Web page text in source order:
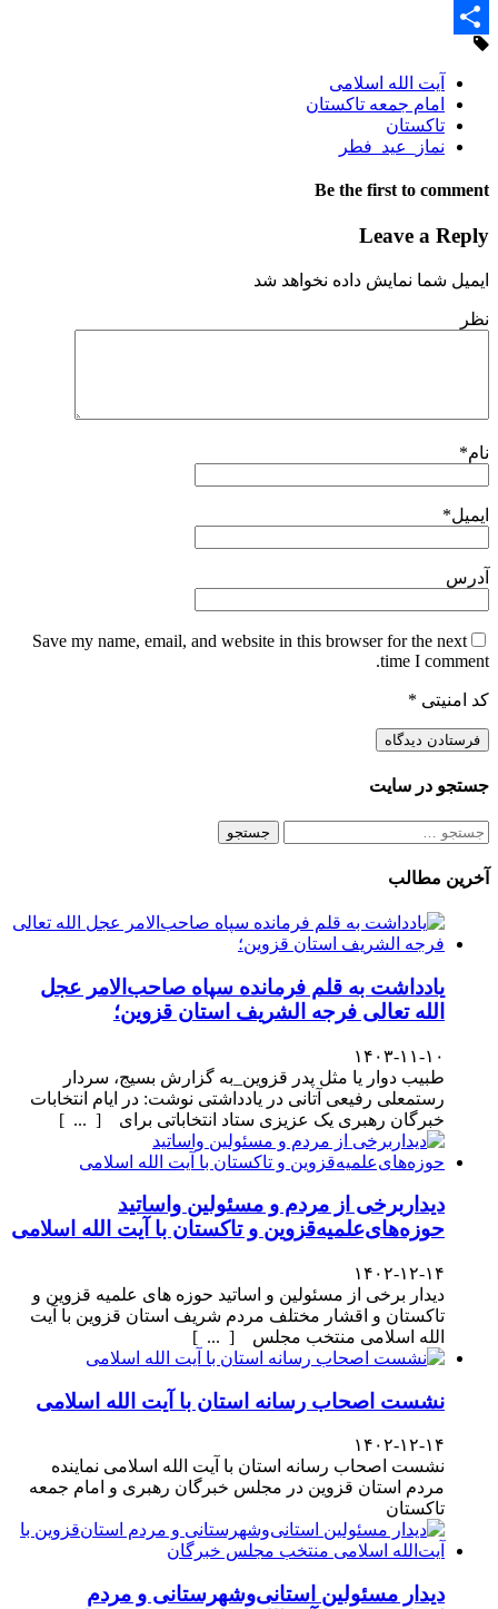
Message
Share
آیت الله اسلامی
امام جمعه تاکستان
تاکستان
نماز_عید_فطر
Be the first to comment
Leave a Reply
ایمیل شما نمایش داده نخواهد شد
نظر
نام*
ایمیل*
آدرس
Save my name, email, and website in this browser for the next
time I comment.
کد امنیتی *
جستجو در سایت
جستجو
آخرین مطالب
یادداشت به قلم فرمانده سپاه صاحب‌الامر عجل
الله تعالی فرجه الشریف استان قزوین؛
۱۴۰۳-۱۱-۱۰
طبیب دوار یا مثل پدر قزوین_به گزارش بسیج، سردار
رستمعلی رفیعی آتانی در یادداشتی نوشت: در ایام انتخابات
خبرگان رهبری یک عزیزی ستاد انتخاباتی برای [ ... ]
دیداربرخی از مردم و مسئولین واساتید
حوزه‌های‌علمیه‌قزوین و تاکستان با آیت الله اسلامی
۱۴۰۲-۱۲-۱۴
دیدار برخی از مسئولین و اساتید حوزه های علمیه قزوین و
تاکستان و اقشار مختلف مردم شریف استان قزوین با آیت
الله اسلامی منتخب مجلس [ ... ]
نشست اصحاب رسانه استان با آیت الله اسلامی
۱۴۰۲-۱۲-۱۴
نشست اصحاب رسانه استان با آیت الله اسلامی نماینده
مردم استان قزوین در مجلس خبرگان رهبری و امام جمعه
تاکستان
دیدار مسئولین استانی‌وشهرستانی و مردم‌